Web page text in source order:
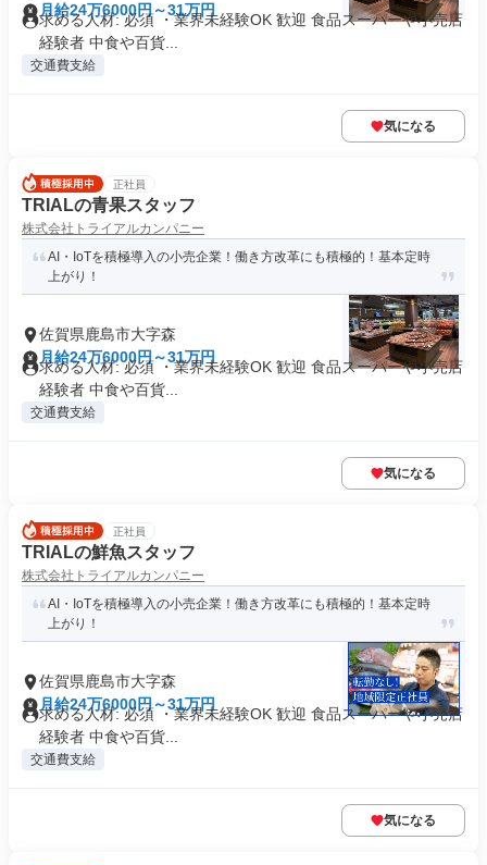
月給24万6000円～31万円
求める人材: 必須 ・業界未経験OK 歓迎 食品スーパーや小売店
経験者 中食や百貨...
交通費支給
気になる
正社員
TRIALの青果スタッフ
株式会社トライアルカンパニー
AI・IoTを積極導入の小売企業！働き方改革にも積極的！基本定時
上がり！
佐賀県鹿島市大字森
月給24万6000円～31万円
求める人材: 必須 ・業界未経験OK 歓迎 食品スーパーや小売店
経験者 中食や百貨...
交通費支給
気になる
正社員
TRIALの鮮魚スタッフ
株式会社トライアルカンパニー
AI・IoTを積極導入の小売企業！働き方改革にも積極的！基本定時
上がり！
佐賀県鹿島市大字森
月給24万6000円～31万円
求める人材: 必須 ・業界未経験OK 歓迎 食品スーパーや小売店
経験者 中食や百貨...
交通費支給
気になる